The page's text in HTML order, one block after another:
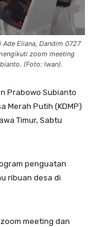
Eliana, Dandim 0727
zoom meeting
(Foto: Iwan).
Prabowo Subianto
Merah Putih (KDMP)
Timur, Sabtu
penguatan
ribuan desa di
meeting dan